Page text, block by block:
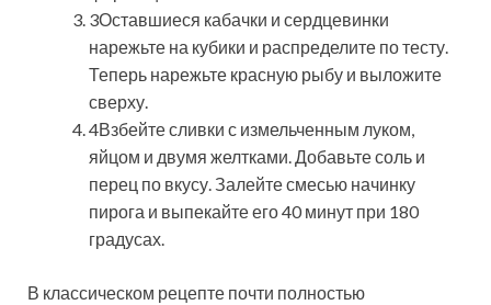
3Оставшиеся кабачки и сердцевинки
нарежьте на кубики и распределите по тесту.
Теперь нарежьте красную рыбу и выложите
сверху.
4Взбейте сливки с измельченным луком,
яйцом и двумя желтками. Добавьте соль и
перец по вкусу. Залейте смесью начинку
пирога и выпекайте его 40 минут при 180
градусах.
В классическом рецепте почти полностью